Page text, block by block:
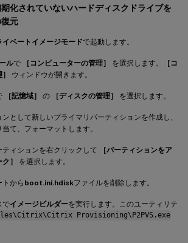
化されていないハードディスクドライブを
元
イベートイメージモードで起動します。
ルで ［コンピューターの管理］ を選択します。
［コ
ウィンドウが開きます。
［記憶域］ の ［ディスクの管理］ を選択します。
として新しいプライマリパーティションを作成し、
て、フォーマットします。
ィションを右クリックして
［パーティションをア
］
を選択します。
から boot.ini.hdiskファイルを削除します。
でイメージビルダーを実行します。このユーティリテ
Provisioning\P2PVS.exe